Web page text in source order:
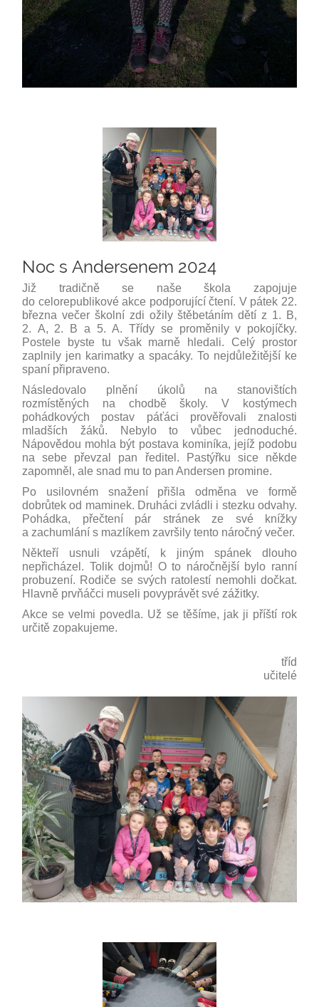
Noc s Andersenem 2024
Již tradičně se naše škola zapojuje
do celorepublikové akce podporující čtení. V pátek 22.
března večer školní zdi ožily štěbetáním dětí z 1. B,
2. A, 2. B a 5. A. Třídy se proměnily v pokojíčky.
Postele byste tu však marně hledali. Celý prostor
zaplnily jen karimatky a spacáky. To nejdůležitější ke
spaní připraveno.
Následovalo plnění úkolů na stanovištích
rozmístěných na chodbě školy. V kostýmech
pohádkových postav páťáci prověřovali znalosti
mladších žáků. Nebylo to vůbec jednoduché.
Nápovědou mohla být postava kominíka, jejíž podobu
na sebe převzal pan ředitel. Pastýřku sice někde
zapomněl, ale snad mu to pan Andersen promine.
Po usilovném snažení přišla odměna ve formě
dobrůtek od maminek. Druháci zvládli i stezku odvahy.
Pohádka, přečtení pár stránek ze své knížky
a zachumlání s mazlíkem završily tento náročný večer.
Někteří usnuli vzápětí, k jiným spánek dlouho
nepřicházel. Tolik dojmů! O to náročnější bylo ranní
probuzení. Rodiče se svých ratolestí nemohli dočkat.
Hlavně prvňáčci museli povyprávět své zážitky.
Akce se velmi povedla. Už se těšíme, jak ji příští rok
určitě zopakujeme.
třídní
učitelé